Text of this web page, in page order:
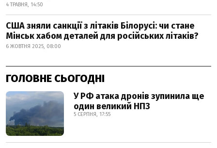
4 ТРАВНЯ, 14:50
США зняли санкції з літаків Білорусі: чи стане
Мінськ хабом деталей для російських літаків?
6 ЖОВТНЯ 2025, 08:00
ГОЛОВНЕ СЬОГОДНІ
У РФ атака дронів зупинила ще
один великий НПЗ
5 СЕРПНЯ, 17:55